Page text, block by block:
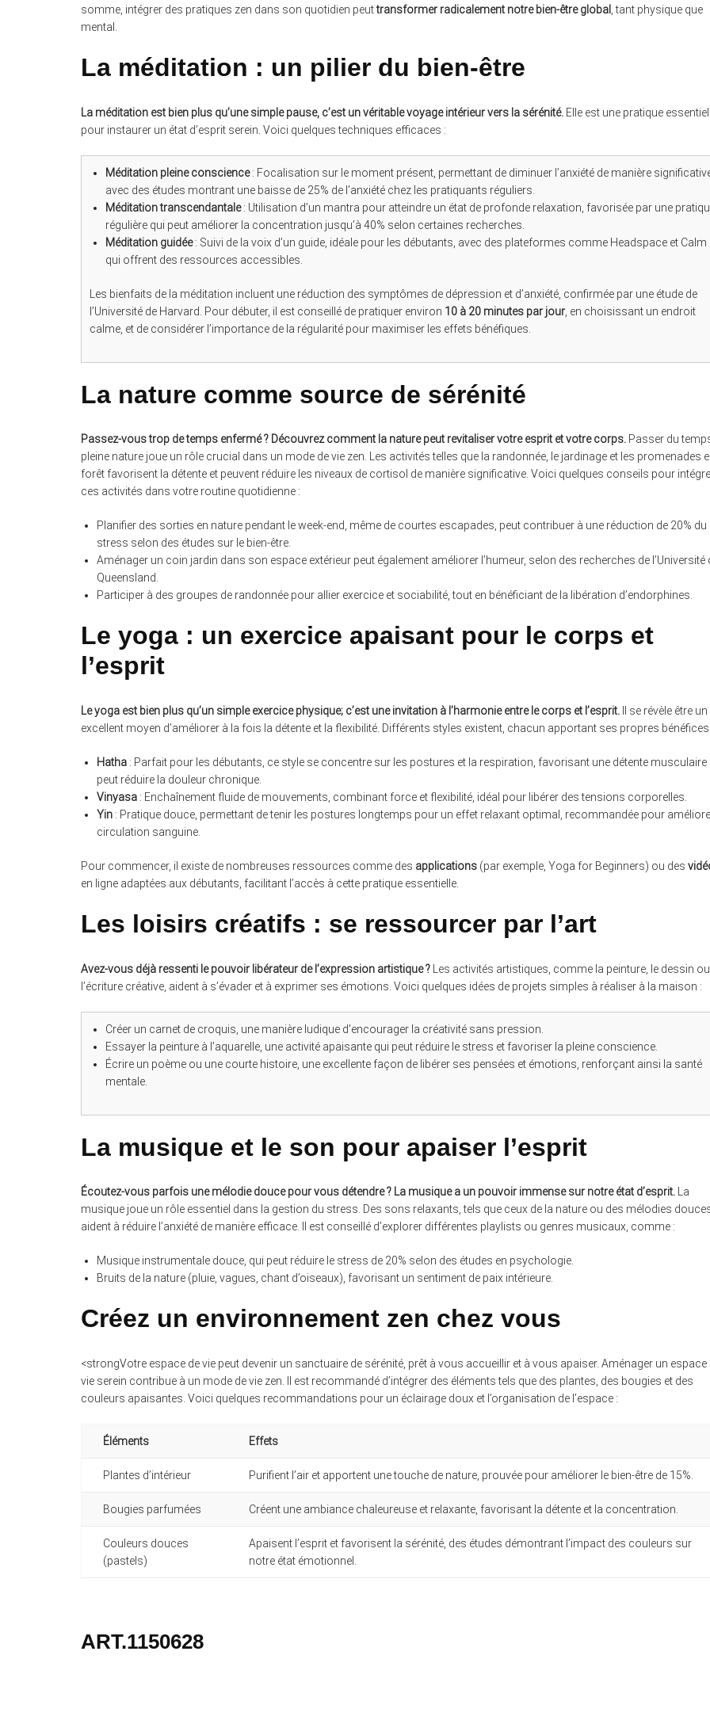
somme, intégrer des pratiques zen dans son quotidien peuttransformer radicalement notre bien-être global , tant physique que
mental.
La méditation : un pilier du bien-être
La méditation est bien plus qu’une simple pause, c’est un véritable voyage intérieur vers la sérénité. Elle est une pratique
pour instaurer un état d’esprit serein. Voici quelques techniques efficaces :
Méditation pleine conscience: Focalisation sur le moment présent, permettant de diminuer l’anxiété de manière
avec des études montrant une baisse de 25% de l’anxiété chez les pratiquants réguliers.
Méditation transcendantale: Utilisation d’un mantra pour atteindre un état de profonde relaxation, favorisée par une
régulière qui peut améliorer la concentration jusqu’à 40% selon certaines recherches.
Méditation guidée: Suivi de la voix d’un guide, idéale pour les débutants, avec des plateformes comme Headspace et Calm
qui offrent des ressources accessibles.
Les bienfaits de la méditation incluent une réduction des symptômes de dépression et d’anxiété, confirmée par une étude de
l’Université de Harvard. Pour débuter, il est conseillé de pratiquer environ 10 à 20 minutes par jour , en choisissant un endroit
calme, et de considérer l’importance de la régularité pour maximiser les effets bénéfiques.
La nature comme source de sérénité
Passez-vous trop de temps enfermé ? Découvrez comment la nature peut revitaliser votre esprit et votre corps. Passer du
pleine nature joue un rôle crucial dans un mode de vie zen. Les activités telles que la randonnée, le jardinage et les promenades
forêt favorisent la détente et peuvent réduire les niveaux de cortisol de manière significative. Voici quelques conseils pour
ces activités dans votre routine quotidienne :
Planifier des sorties en nature pendant le week-end, même de courtes escapades, peut contribuer à une réduction de 20% du
stress selon des études sur le bien-être.
Aménager un coin jardin dans son espace extérieur peut également améliorer l’humeur, selon des recherches de l’Université
Queensland.
Participer à des groupes de randonnée pour allier exercice et sociabilité, tout en bénéficiant de la libération d’endorphines.
Le yoga : un exercice apaisant pour le corps et
l’esprit
Le yoga est bien plus qu’un simple exercice physique; c’est une invitation à l’harmonie entre le corps et l’esprit. Il se révèle être un
excellent moyen d’améliorer à la fois la détente et la flexibilité. Différents styles existent, chacun apportant ses propres bénéfices
Hatha : Parfait pour les débutants, ce style se concentre sur les postures et la respiration, favorisant une détente musculaire
peut réduire la douleur chronique.
Vinyasa : Enchaînement fluide de mouvements, combinant force et flexibilité, idéal pour libérer des tensions corporelles.
Yin : Pratique douce, permettant de tenir les postures longtemps pour un effet relaxant optimal, recommandée pour
circulation sanguine.
Pour commencer, il existe de nombreuses ressources comme des applications (par exemple, Yoga for Beginners) ou des
en ligne adaptées aux débutants, facilitant l’accès à cette pratique essentielle.
Les loisirs créatifs : se ressourcer par l’art
Avez-vous déjà ressenti le pouvoir libérateur de l’expression artistique ? Les activités artistiques, comme la peinture, le dessin ou
l’écriture créative, aident à s’évader et à exprimer ses émotions. Voici quelques idées de projets simples à réaliser à la maison :
Créer un carnet de croquis, une manière ludique d’encourager la créativité sans pression.
Essayer la peinture à l’aquarelle, une activité apaisante qui peut réduire le stress et favoriser la pleine conscience.
Écrire un poème ou une courte histoire, une excellente façon de libérer ses pensées et émotions, renforçant ainsi la santé
mentale.
La musique et le son pour apaiser l’esprit
Écoutez-vous parfois une mélodie douce pour vous détendre ? La musique a un pouvoir immense sur notre état d’esprit. La
musique joue un rôle essentiel dans la gestion du stress. Des sons relaxants, tels que ceux de la nature ou des mélodies
aident à réduire l’anxiété de manière efficace. Il est conseillé d’explorer différentes playlists ou genres musicaux, comme :
Musique instrumentale douce, qui peut réduire le stress de 20% selon des études en psychologie.
Bruits de la nature (pluie, vagues, chant d’oiseaux), favorisant un sentiment de paix intérieure.
Créez un environnement zen chez vous
<strongVotre espace de vie peut devenir un sanctuaire de sérénité, prêt à vous accueillir et à vous apaiser. Aménager un espace
vie serein contribue à un mode de vie zen. Il est recommandé d’intégrer des éléments tels que des plantes, des bougies et des
couleurs apaisantes. Voici quelques recommandations pour un éclairage doux et l’organisation de l’espace :
Éléments Effets
Plantes d’intérieur Purifient l’air et apportent une touche de nature, prouvée pour améliorer le bien-être de 15%.
Bougies parfumées Créent une ambiance chaleureuse et relaxante, favorisant la détente et la concentration.
Couleurs douces
(pastels)
Apaisent l’esprit et favorisent la sérénité, des études démontrant l’impact des couleurs sur
notre état émotionnel.
ART.1150628